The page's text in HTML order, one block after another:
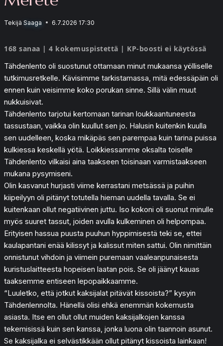
Tekijä Saaga 6.7.2026 17:30
168 sanaa | 4 kokemuspistettä | KP-boosti ei käytössä
Tähdenlento oli suostunut ottamaan minut mukaansa yölliselle
tutkimusretkelle. Kävisimme tarkistamassa, mitä edessäpäin oli
ennen kuin veisimme koko porukan sinne. Sillä välin muut
nukkuisivat.
Tähdenlento tarjotui kertomaan tarinan loukkaantuneesta
tassustaan, vaikka olin kuullut sen jo. Halusin kuitenkin kuulla
sen uudelleen, koska mikäpäs sen parempaa kuin tarina puissa
kulkiessa keskellä yötä. Loikkiessamme oksalta toiselle
Tähdenlento vilkaisi aina taakseen toisinaan varmistaakseen
mukana pysymiseni.
Olin kasvanut hurjasti viime kerrastani metsässä ja puihin
kiipeilyyn oli pitänyt totutella hieman uudella tavalla. Se ei
kuitenkaan ollut negatiivinen juttu. Iso kokoni oli suonut minulle
myös suuret tassut, joiden avulla kulkeminen oli helpompaa.
Erityisen hassua puusta puuhun hyppimisestä teki se, ettei
kaulapantani enää kilissyt ja kalissut miten sattui. Olin nimittäin
onnistunut vihdoin ja viimein puremaan vaaleanpunaisesta
kuristuslaitteesta hopeisen laatan pois. Se oli jäänyt kauas
taaksemme entiseen lepopaikkaamme.
“Luuletko, että jotkut kaksijalat pitävät kissoista?” kysyin
Tähdenlennolta. Hänellä olisi ehkä enemmän kokemusta
asiasta. Itse en ollut ollut muiden kaksijalkojen kanssa
tekemisissä kuin sen kanssa, jonka luona olin taannoin asunut.
Se kaksijalka ei selvästikkään ollut pitänyt kissoista lainkaan!